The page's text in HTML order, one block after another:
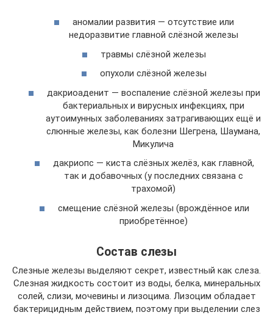
аномалии развития — отсутствие или
недоразвитие главной слёзной железы
травмы слёзной железы
опухоли слёзной железы
дакриоаденит — воспаление слёзной железы при
бактериальных и вирусных инфекциях, при
аутоимунных заболеваниях затрагивающих ещё и
слюнные железы, как болезни Шегрена, Шаумана,
Микулича
дакриопс — киста слёзных желёз, как главной,
так и добавочных (у последних связана с
трахомой)
смещение слёзной железы (врождённое или
приобретённое)
Состав слезы
Слезные железы выделяют секрет, известный как слеза.
Слезная жидкость состоит из воды, белка, минеральных
солей, слизи, мочевины и лизоцима. Лизоцим обладает
бактерицидным действием, поэтому при выделении слез